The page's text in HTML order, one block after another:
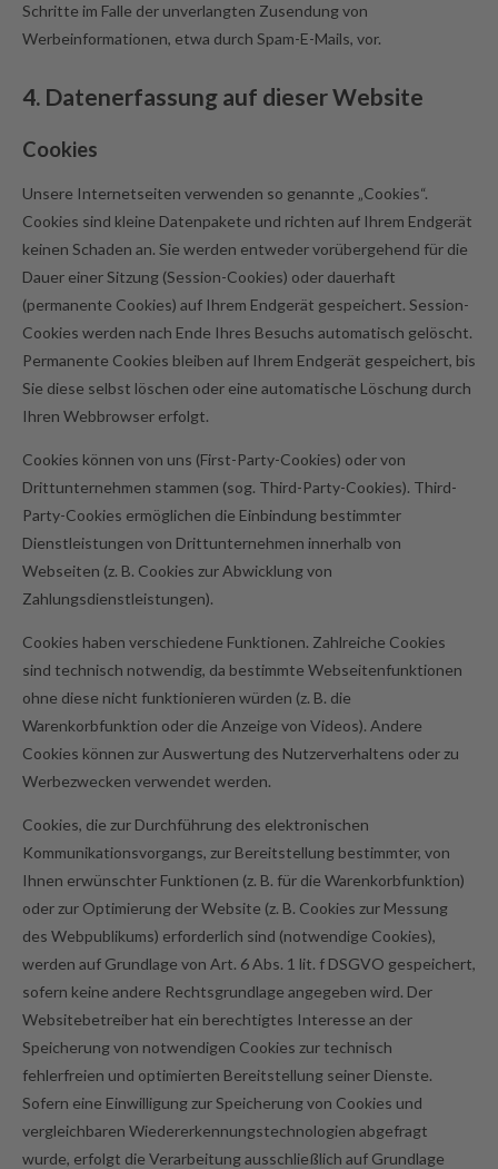
Schritte im Falle der unverlangten Zusendung von
Werbeinformationen, etwa durch Spam-E-Mails, vor.
4. Datenerfassung auf dieser Website
Cookies
Unsere Internetseiten verwenden so genannte „Cookies“.
Cookies sind kleine Datenpakete und richten auf Ihrem Endgerät
keinen Schaden an. Sie werden entweder vorübergehend für die
Dauer einer Sitzung (Session-Cookies) oder dauerhaft
(permanente Cookies) auf Ihrem Endgerät gespeichert. Session-
Cookies werden nach Ende Ihres Besuchs automatisch gelöscht.
Permanente Cookies bleiben auf Ihrem Endgerät gespeichert, bis
Sie diese selbst löschen oder eine automatische Löschung durch
Ihren Webbrowser erfolgt.
Cookies können von uns (First-Party-Cookies) oder von
Drittunternehmen stammen (sog. Third-Party-Cookies). Third-
Party-Cookies ermöglichen die Einbindung bestimmter
Dienstleistungen von Drittunternehmen innerhalb von
Webseiten (z. B. Cookies zur Abwicklung von
Zahlungsdienstleistungen).
Cookies haben verschiedene Funktionen. Zahlreiche Cookies
sind technisch notwendig, da bestimmte Webseitenfunktionen
ohne diese nicht funktionieren würden (z. B. die
Warenkorbfunktion oder die Anzeige von Videos). Andere
Cookies können zur Auswertung des Nutzerverhaltens oder zu
Werbezwecken verwendet werden.
Cookies, die zur Durchführung des elektronischen
Kommunikationsvorgangs, zur Bereitstellung bestimmter, von
Ihnen erwünschter Funktionen (z. B. für die Warenkorbfunktion)
oder zur Optimierung der Website (z. B. Cookies zur Messung
des Webpublikums) erforderlich sind (notwendige Cookies),
werden auf Grundlage von Art. 6 Abs. 1 lit. f DSGVO gespeichert,
sofern keine andere Rechtsgrundlage angegeben wird. Der
Websitebetreiber hat ein berechtigtes Interesse an der
Speicherung von notwendigen Cookies zur technisch
fehlerfreien und optimierten Bereitstellung seiner Dienste.
Sofern eine Einwilligung zur Speicherung von Cookies und
vergleichbaren Wiedererkennungstechnologien abgefragt
wurde, erfolgt die Verarbeitung ausschließlich auf Grundlage